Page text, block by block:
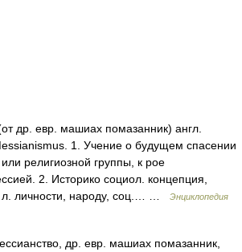
др. евр. машиах помазанник) англ.
1. Учение о будущем спасении
религиозной группы, к рое
2. Историко социол. концепция,
личности, народу, соц.… …
Энциклопедия
др. евр. машиах помазанник,